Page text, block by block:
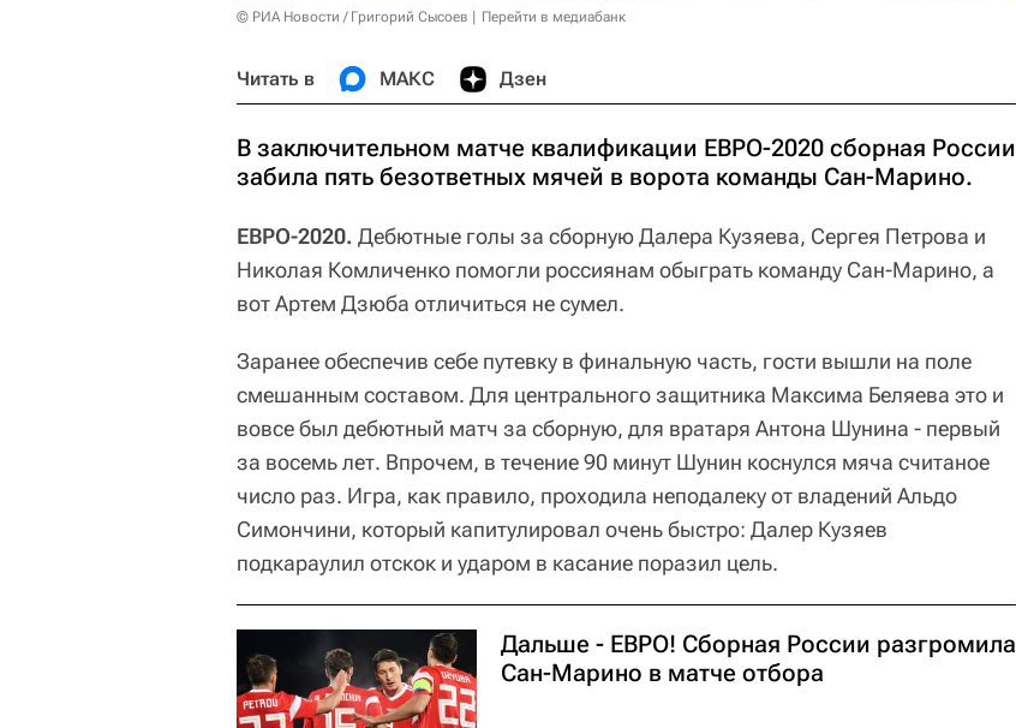
© РИА Новости / Григорий Сысоев Перейти в медиабанк
Читать в МАКС Дзен
В заключительном матче квалификации ЕВРО-2020 сборная России
забила пять безответных мячей в ворота команды Сан-Марино.
ЕВРО-2020. Дебютные голы за сборную Далера Кузяева, Сергея Петрова и
Николая Комличенко помогли россиянам обыграть команду Сан-Марино, а
вот Артем Дзюба отличиться не сумел.
Заранее обеспечив себе путевку в финальную часть, гости вышли на поле
смешанным составом. Для центрального защитника Максима Беляева это и
вовсе был дебютный матч за сборную, для вратаря Антона Шунина - первый
за восемь лет. Впрочем, в течение 90 минут Шунин коснулся мяча считаное
число раз. Игра, как правило, проходила неподалеку от владений Альдо
Симончини, который капитулировал очень быстро: Далер Кузяев
подкараулил отскок и ударом в касание поразил цель.
Дальше - ЕВРО! Сборная России разгромила
Сан-Марино в матче отбора